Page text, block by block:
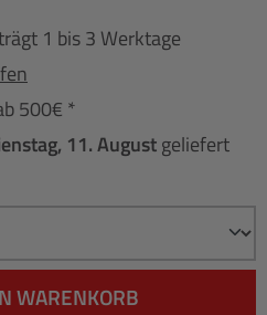
1 bis 3 Werktage
500€ *
11. Augustgeliefert
WARENKORB